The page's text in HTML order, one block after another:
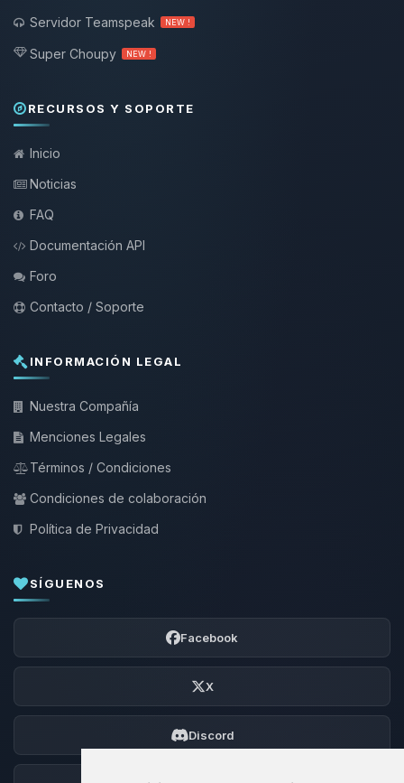
Servidor Teamspeak
NEW !
Super Choupy NEW !
RECURSOS Y SOPORTE
Inicio
Noticias
FAQ
Documentación API
Foro
Contacto / Soporte
INFORMACIÓN LEGAL
Nuestra Compañía
Menciones Legales
Términos / Condiciones
Condiciones de colaboración
Política de Privacidad
SÍGUENOS
Facebook
X
Discord